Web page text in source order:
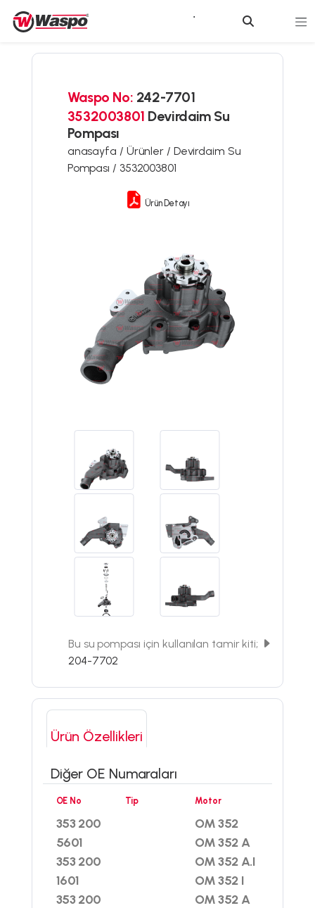
Waspo No: 242-7701
3532003801 Devirdaim Su
Pompası
anasayfa / Ürünler / Devirdaim Su
Pompası / 3532003801
Ürün Detayı
Bu su pompası için kullanılan tamir kiti;
204-7702
Ürün Özellikleri
Diğer OE Numaraları
OE No
353 200
5601
353 200
1601
353 200
Tip Motor
OM 352
OM 352 A
OM 352 A.I
OM 352 I
OM 352 A